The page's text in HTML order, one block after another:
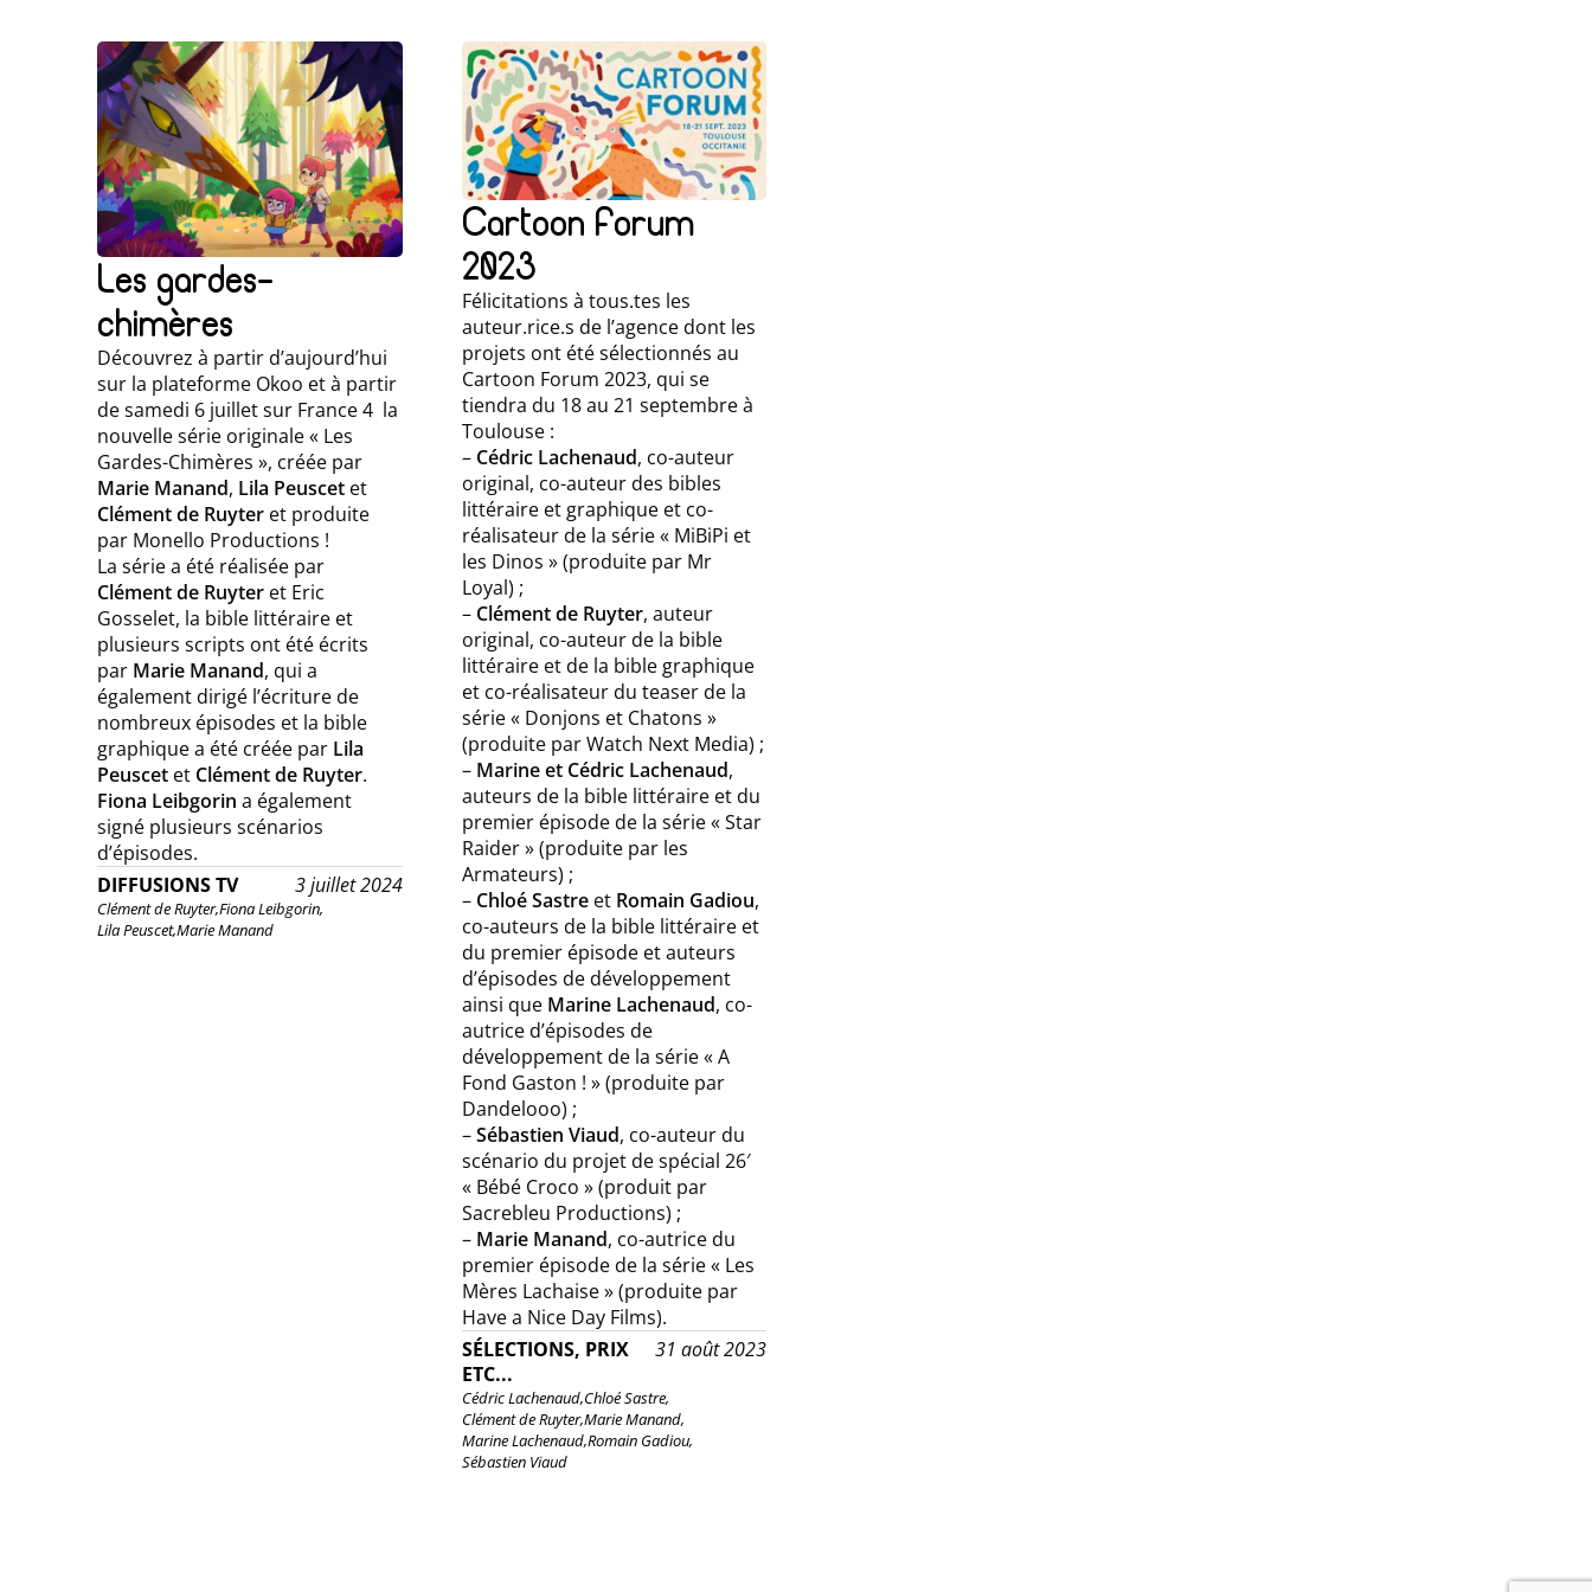
Les gardes-
chimères
Découvrez à partir d’aujourd’hui
sur la plateforme Okoo et à partir
de samedi 6 juillet sur France 4 la
nouvelle série originale « Les
Gardes-Chimères », créée par
Marie Manand, Lila Peuscet et
Clément de Ruyter et produite
par Monello Productions !
La série a été réalisée par
Clément de Ruyter et Eric
Gosselet, la bible littéraire et
plusieurs scripts ont été écrits
par Marie Manand, qui a
également dirigé l’écriture de
nombreux épisodes et la bible
graphique a été créée par Lila
Peuscet et Clément de Ruyter.
Fiona Leibgorin a également
signé plusieurs scénarios
d’épisodes.
DIFFUSIONS TV
3 juillet 2024
Clément de Ruyter,Fiona Leibgorin,
Lila Peuscet,Marie Manand
Cartoon Forum
2023
Félicitations à tous.tes les
auteur.rice.s de l’agence dont les
projets ont été sélectionnés au
Cartoon Forum 2023, qui se
tiendra du 18 au 21 septembre à
Toulouse :
– Cédric Lachenaud, co-auteur
original, co-auteur des bibles
littéraire et graphique et co-
réalisateur de la série « MiBiPi et
les Dinos » (produite par Mr
Loyal) ;
– Clément de Ruyter, auteur
original, co-auteur de la bible
littéraire et de la bible graphique
et co-réalisateur du teaser de la
série « Donjons et Chatons »
(produite par Watch Next Media) ;
– Marine et Cédric Lachenaud,
auteurs de la bible littéraire et du
premier épisode de la série « Star
Raider » (produite par les
Armateurs) ;
– Chloé Sastreet Romain Gadiou,
co-auteurs de la bible littéraire et
du premier épisode et auteurs
d’épisodes de développement
ainsi que Marine Lachenaud, co-
autrice d’épisodes de
développement de la série « A
Fond Gaston ! » (produite par
Dandelooo) ;
–Sébastien Viaud, co-auteur du
scénario du projet de spécial 26′
« Bébé Croco » (produit par
Sacrebleu Productions) ;
– Marie Manand, co-autrice du
premier épisode de la série « Les
Mères Lachaise » (produite par
Have a Nice Day Films).
SÉLECTIONS, PRIX
ETC...
31 août 2023
Cédric Lachenaud,Chloé Sastre,
Clément de Ruyter,Marie Manand,
Marine Lachenaud,Romain Gadiou,
Sébastien Viaud